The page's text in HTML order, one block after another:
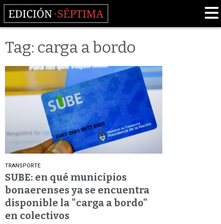
Tag: carga a bordo
TRANSPORTE
SUBE: en qué municipios
bonaerenses ya se encuentra
disponible la "carga a bordo"
en colectivos